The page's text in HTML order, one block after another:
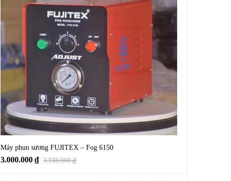
Máy phun sương FUJITEX – Fog 6150
3.550.000₫
3.000.000₫